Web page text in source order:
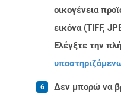
οικογένεια
εικόνα (TIFF,
Ελέγξτε την
Δεν μπορώ να